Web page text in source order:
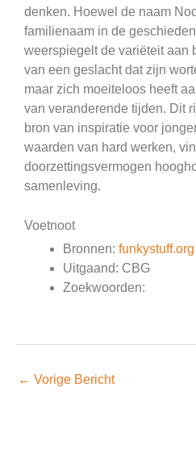
denken. Hoewel de naam
familienaam in de
weerspiegelt de variëteit aan
van een geslacht dat zijn
maar zich moeiteloos heeft
van veranderende tijden. Dit
bron van inspiratie voor
waarden van hard werken,
doorzettingsvermogen
samenleving.
Voetnoot
Bronnen: funkystuff.org
Uitgaand: CBG
Zoekwoorden:
← Vorige Bericht